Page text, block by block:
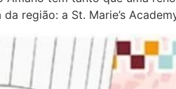
região: a St. Marie’s